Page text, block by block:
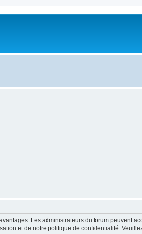
Les administrateurs du forum peuvent
et de notre politique de confidentialité.